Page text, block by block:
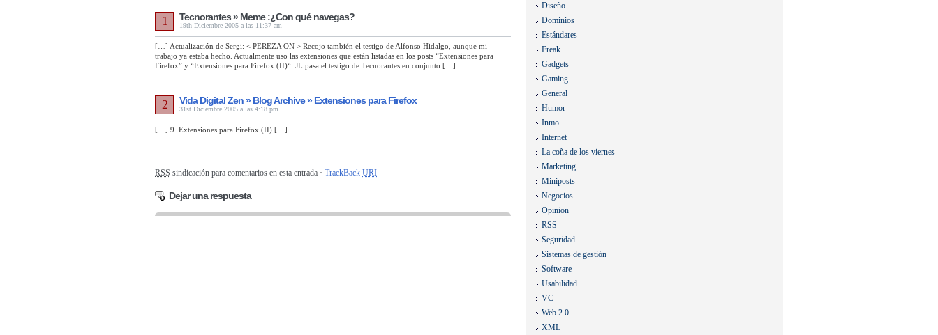
Tecnorantes » Meme :¿Con qué navegas?
19th Diciembre 2005 a las 11:37 am
1
[…] Actualización de Sergi: < PEREZA ON > Recojo también el testigo de Alfonso Hidalgo, aunque mi
trabajo ya estaba hecho. Actualmente uso las extensiones que están listadas en los posts “Extensiones para
Firefox” y “Extensiones para Firefox (II)“. JL pasa el testigo de Tecnorantes en conjunto […]
Vida Digital Zen » Blog Archive » Extensiones para Firefox
31st Diciembre 2005 a las 4:18 pm
2
[…] 9. Extensiones para Firefox (II) […]
RSS sindicación para comentarios en esta entrada · TrackBack URI
Dejar una respuesta
Diseño
Dominios
Estándares
Freak
Gadgets
Gaming
General
Humor
Inmo
Internet
La coña de los viernes
Marketing
Miniposts
Negocios
Opinion
RSS
Seguridad
Sistemas de gestión
Software
Usabilidad
VC
Web 2.0
XML